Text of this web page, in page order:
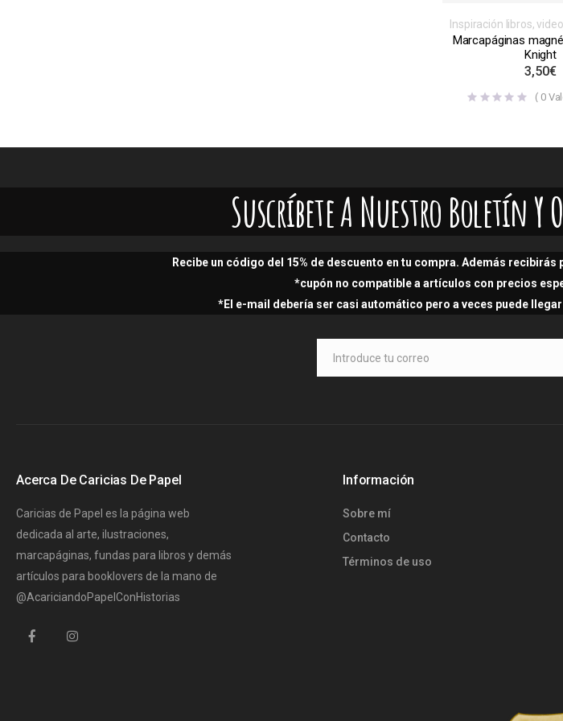
Inspiración libros,
o películas,
Marcapáginas,
Marcapáginas
Knight
3,50€
( 0
Suscríbete A Nuestro Boletín Y
Recibe un código del 15% de descuento en tu compra. Además
*cupón no compatible a artículos con precios
*El e-mail debería ser casi automático pero a veces puede
Acerca De Caricias De Papel
Caricias de Papel es la página web
dedicada al arte, ilustraciones,
marcapáginas, fundas para libros y demás
artículos para booklovers de la mano de
@AcariciandoPapelConHistorias
Información
Sobre mí
Contacto
Términos de uso